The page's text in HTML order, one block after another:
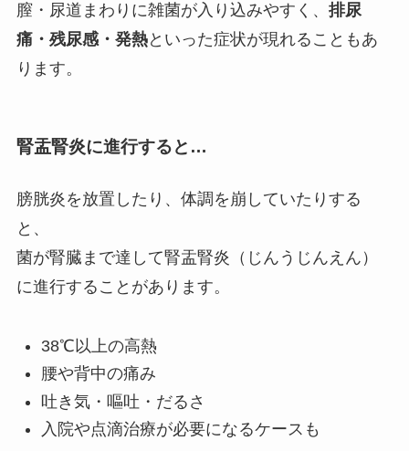
膣・尿道まわりに雑菌が入り込みやすく、 排尿
痛・残尿感・発熱といった症状が現れることもあ
ります。
腎盂腎炎に進行すると…
膀胱炎を放置したり、体調を崩していたりする
と、
菌が腎臓まで達して腎盂腎炎（じんうじんえん）
に進行することがあります。
38℃以上の高熱
腰や背中の痛み
吐き気・嘔吐・だるさ
入院や点滴治療が必要になるケースも